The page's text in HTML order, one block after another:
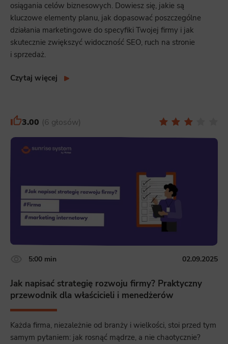
osiągania celów biznesowych. Dowiesz się, jakie są
kluczowe elementy planu, jak dopasować poszczególne
działania marketingowe do specyfiki Twojej firmy i jak
skutecznie zwiększyć widoczność SEO, ruch na stronie
i sprzedaż.
Czytaj więcej
3.00 6 głosów
5:00 min 02.09.2025
Jak napisać strategię rozwoju firmy? Praktyczny
przewodnik dla właścicieli i menedżerów
Każda firma, niezależnie od branży i wielkości, stoi przed tym
samym pytaniem: jak rosnąć mądrze, a nie chaotycznie?